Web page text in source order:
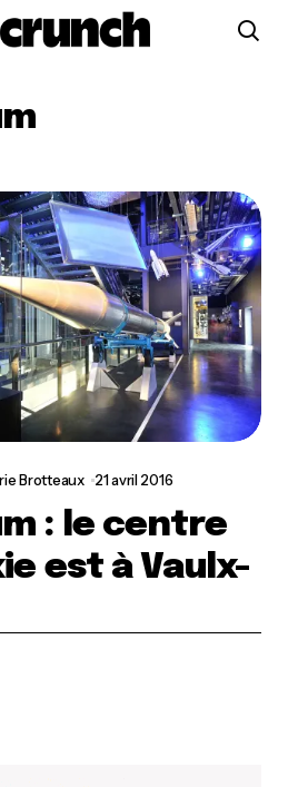
Brotteaux 21 avril 2016
: le centre
est à Vaulx-